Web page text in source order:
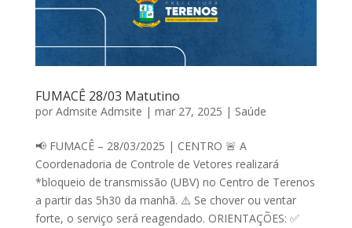
FUMACÊ 28/03 Matutino
por Admsite Admsite | mar 27, 2025 | Saúde
📢 FUMACÊ – 28/03/2025 | CENTRO 🚨 A
Coordenadoria de Controle de Vetores realizará
*bloqueio de transmissão (UBV) no Centro de Terenos
a partir das 5h30 da manhã. ⚠️ Se chover ou ventar
forte, o serviço será reagendado. ORIENTAÇÕES: ✅